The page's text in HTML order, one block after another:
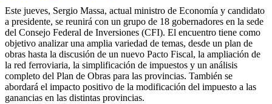
Este jueves, Sergio Massa, actual ministro de Economía y candidato
a presidente, se reunirá con un grupo de 18 gobernadores en la sede
del Consejo Federal de Inversiones (CFI). El encuentro tiene como
objetivo analizar una amplia variedad de temas, desde un plan de
obras hasta la discusión de un nuevo Pacto Fiscal, la ampliación de
la red ferroviaria, la simplificación de impuestos y un análisis
completo del Plan de Obras para las provincias. También se
abordará el impacto positivo de la modificación del impuesto a las
ganancias en las distintas provincias.